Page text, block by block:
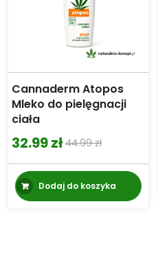
Cannaderm Atopos
Mleko do pielęgnacji
ciała
44.99zł
Pierwotna
cena
wynosiła:
32.99zł
Aktualna
cena
wynosi:Dodaj do koszyka